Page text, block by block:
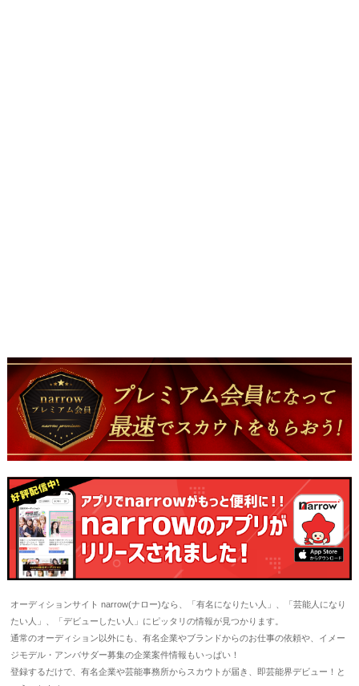
オーディションサイト narrow(ナロー)なら、「有名になりたい人」、「芸能人になり
たい人」、「デビューしたい人」にピッタリの情報が見つかります。
通常のオーディション以外にも、有名企業やブランドからのお仕事の依頼や、イメー
ジモデル・アンバサダー募集の企業案件情報もいっぱい！
登録するだけで、有名企業や芸能事務所からスカウトが届き、即芸能界デビュー！と